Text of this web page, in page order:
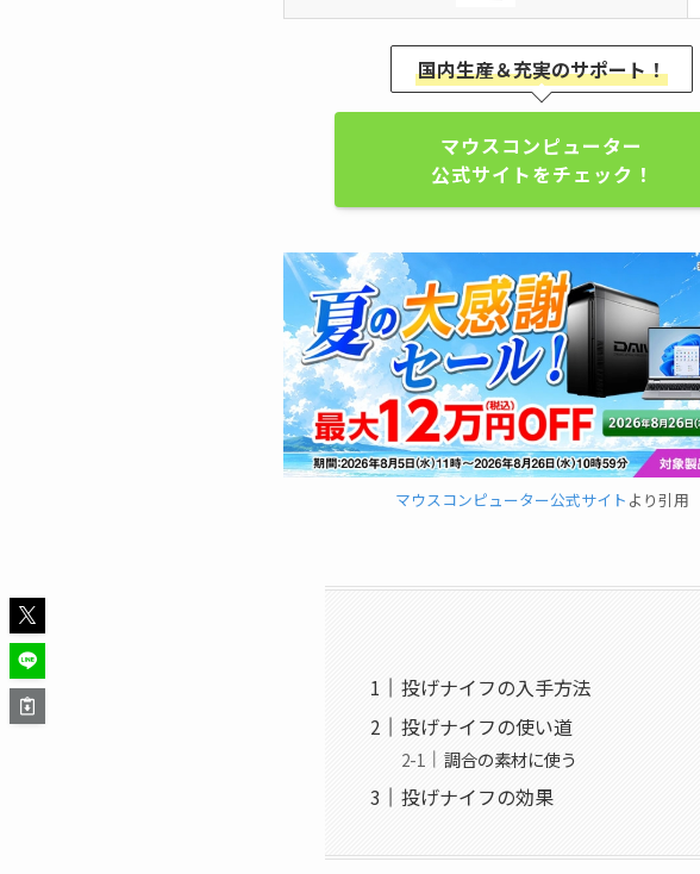
国内生産＆充実のサポート！
マウスコンピューター
公式サイトをチェック！
マウスコンピューター公式サイト より引用
投げナイフの入手方法
投げナイフの使い道
調合の素材に使う
投げナイフの効果